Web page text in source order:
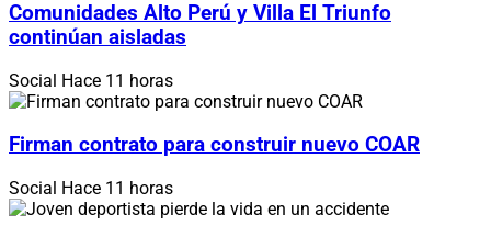
Comunidades Alto Perú y Villa El Triunfo
continúan aisladas
Social Hace 11 horas
Firman contrato para construir nuevo COAR
Social Hace 11 horas